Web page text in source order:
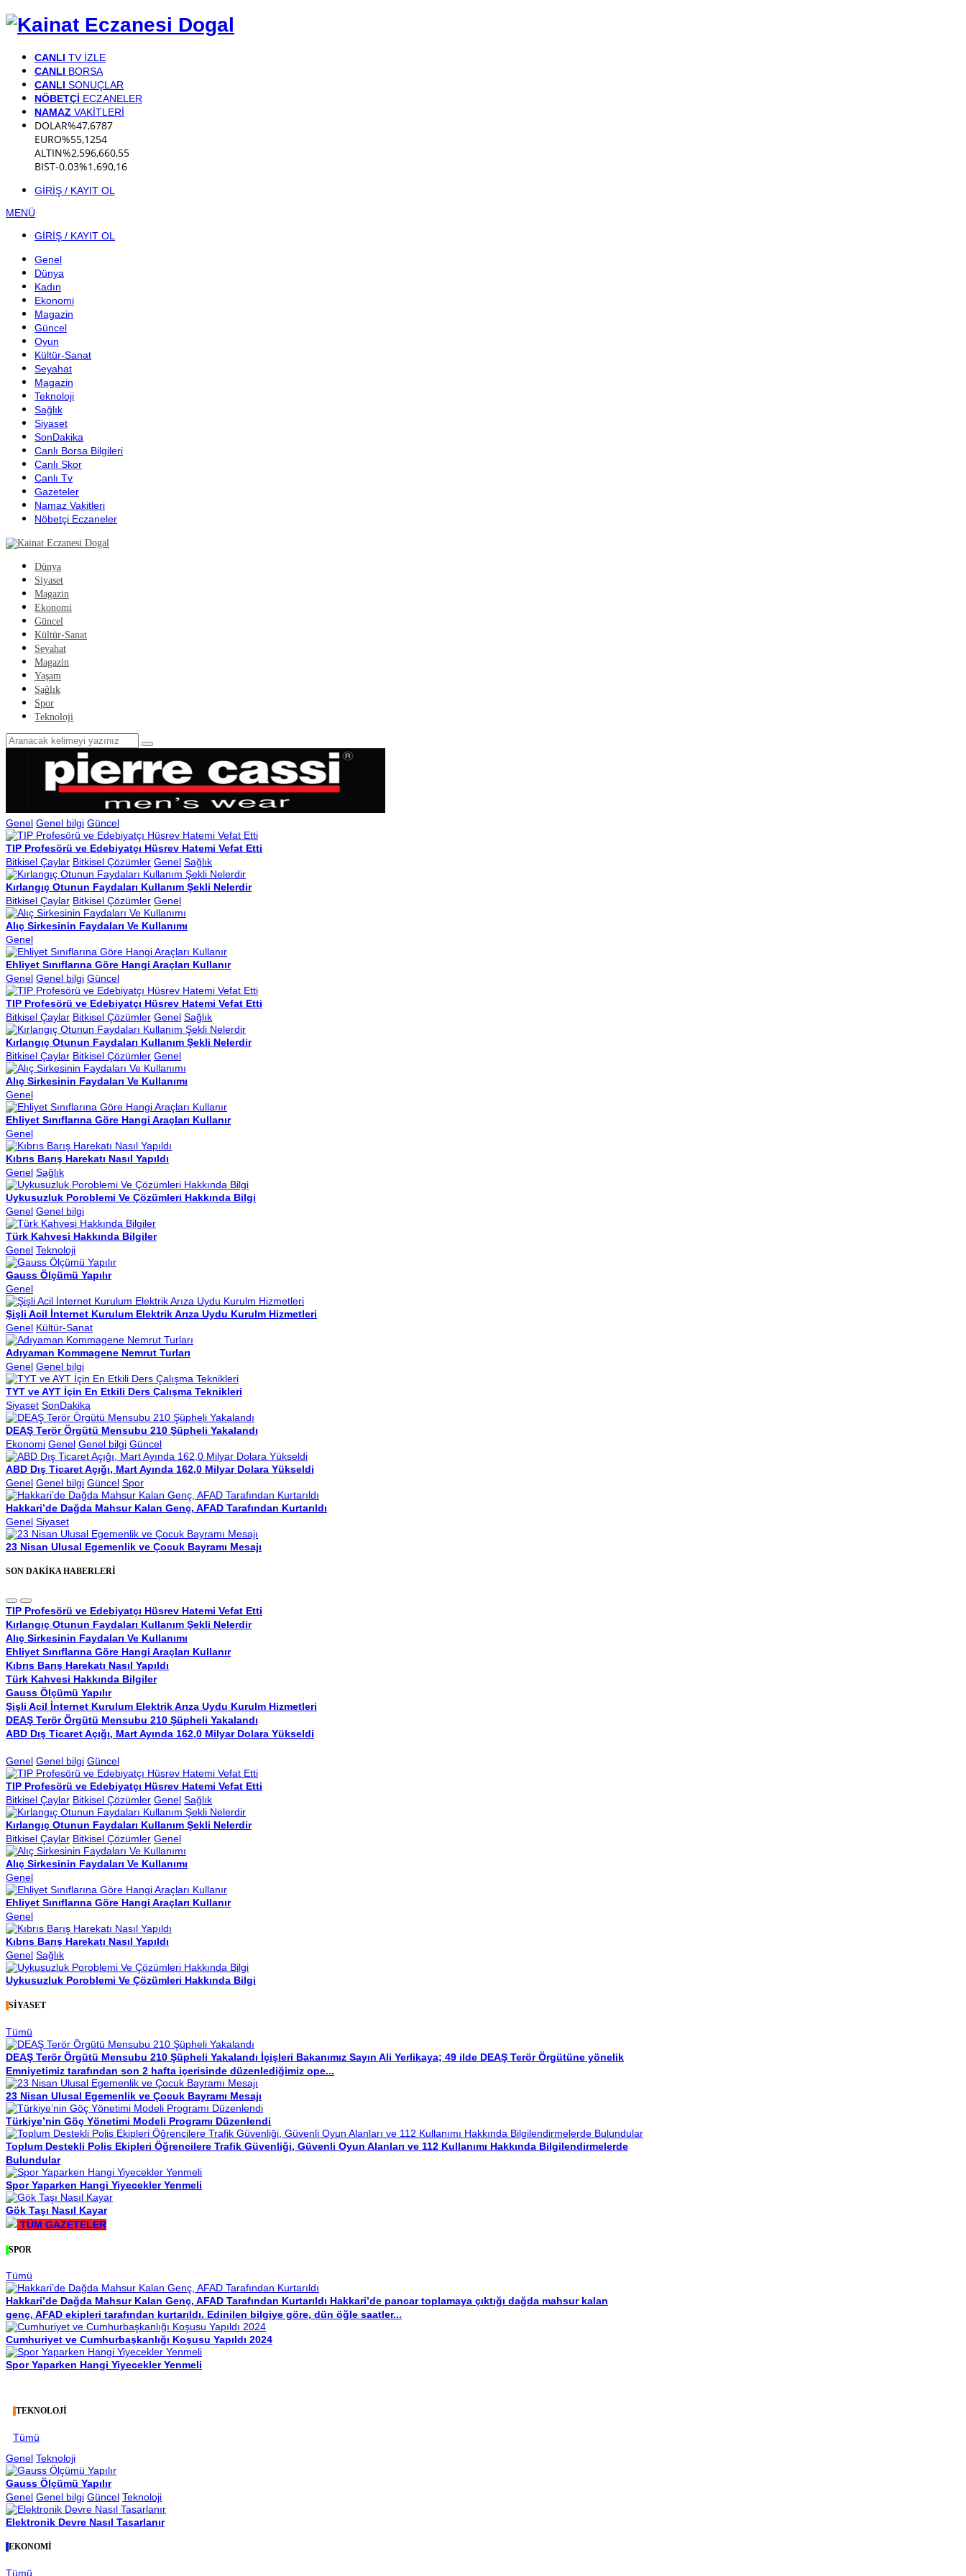
CANLI TV İZLE
CANLI BORSA
CANLI SONUÇLAR
NÖBETÇİ ECZANELER
NAMAZ VAKİTLERİ
DOLAR%47,6787
EURO%55,1254
ALTIN%2,596,660,55
BIST-0.03%1.690,16
GİRİŞ / KAYIT OL
MENÜ
GİRİŞ / KAYIT OL
Genel
Dünya
Kadın
Ekonomi
Magazin
Güncel
Oyun
Kültür-Sanat
Seyahat
Magazin
Teknoloji
Sağlık
Siyaset
SonDakika
Canlı Borsa Bilgileri
Canlı Skor
Canlı Tv
Gazeteler
Namaz Vakitleri
Nöbetçi Eczaneler
Dünya
Siyaset
Magazin
Ekonomi
Güncel
Kültür-Sanat
Seyahat
Magazin
Yaşam
Sağlık
Spor
Teknoloji
Genel Genel bilgi Güncel
TIP Profesörü ve Edebiyatçı Hüsrev Hatemi Vefat Etti
Bitkisel Çaylar Bitkisel Çözümler Genel Sağlık
Kırlangıç Otunun Faydaları Kullanım Şekli Nelerdir
Bitkisel Çaylar Bitkisel Çözümler Genel
Alıç Sirkesinin Faydaları Ve Kullanımı
Genel
Ehliyet Sınıflarına Göre Hangi Araçları Kullanır
Genel Genel bilgi Güncel
TIP Profesörü ve Edebiyatçı Hüsrev Hatemi Vefat Etti
Bitkisel Çaylar Bitkisel Çözümler Genel Sağlık
Kırlangıç Otunun Faydaları Kullanım Şekli Nelerdir
Bitkisel Çaylar Bitkisel Çözümler Genel
Alıç Sirkesinin Faydaları Ve Kullanımı
Genel
Ehliyet Sınıflarına Göre Hangi Araçları Kullanır
Genel
Kıbrıs Barış Harekatı Nasıl Yapıldı
Genel Sağlık
Uykusuzluk Poroblemi Ve Çözümleri Hakkında Bilgi
Genel Genel bilgi
Türk Kahvesi Hakkında Bilgiler
Genel Teknoloji
Gauss Ölçümü Yapılır
Genel
Şişli Acil İnternet Kurulum Elektrik Arıza Uydu Kurulm Hizmetleri
Genel Kültür-Sanat
Adıyaman Kommagene Nemrut Turları
Genel Genel bilgi
TYT ve AYT İçin En Etkili Ders Çalışma Teknikleri
Siyaset SonDakika
DEAŞ Terör Örgütü Mensubu 210 Şüpheli Yakalandı
Ekonomi Genel Genel bilgi Güncel
ABD Dış Ticaret Açığı, Mart Ayında 162,0 Milyar Dolara Yükseldi
Genel Genel bilgi Güncel Spor
Hakkari’de Dağda Mahsur Kalan Genç, AFAD Tarafından Kurtarıldı
Genel Siyaset
23 Nisan Ulusal Egemenlik ve Çocuk Bayramı Mesajı
SON DAKİKA HABERLERİ
TIP Profesörü ve Edebiyatçı Hüsrev Hatemi Vefat Etti
Kırlangıç Otunun Faydaları Kullanım Şekli Nelerdir
Alıç Sirkesinin Faydaları Ve Kullanımı
Ehliyet Sınıflarına Göre Hangi Araçları Kullanır
Kıbrıs Barış Harekatı Nasıl Yapıldı
Türk Kahvesi Hakkında Bilgiler
Gauss Ölçümü Yapılır
Şişli Acil İnternet Kurulum Elektrik Arıza Uydu Kurulm Hizmetleri
DEAŞ Terör Örgütü Mensubu 210 Şüpheli Yakalandı
ABD Dış Ticaret Açığı, Mart Ayında 162,0 Milyar Dolara Yükseldi
Genel Genel bilgi Güncel
TIP Profesörü ve Edebiyatçı Hüsrev Hatemi Vefat Etti
Bitkisel Çaylar Bitkisel Çözümler Genel Sağlık
Kırlangıç Otunun Faydaları Kullanım Şekli Nelerdir
Bitkisel Çaylar Bitkisel Çözümler Genel
Alıç Sirkesinin Faydaları Ve Kullanımı
Genel
Ehliyet Sınıflarına Göre Hangi Araçları Kullanır
Genel
Kıbrıs Barış Harekatı Nasıl Yapıldı
Genel Sağlık
Uykusuzluk Poroblemi Ve Çözümleri Hakkında Bilgi
SİYASET
Tümü
DEAŞ Terör Örgütü Mensubu 210 Şüpheli Yakalandı İçişleri Bakanımız Sayın Ali Yerlikaya; 49 ilde DEAŞ Terör Örgütüne yönelik
Emniyetimiz tarafından son 2 hafta içerisinde düzenlediğimiz ope...
23 Nisan Ulusal Egemenlik ve Çocuk Bayramı Mesajı
Türkiye’nin Göç Yönetimi Modeli Programı Düzenlendi
Toplum Destekli Polis Ekipleri Öğrencilere Trafik Güvenliği, Güvenli Oyun Alanları ve 112 Kullanımı Hakkında Bilgilendirmelerde
Bulundular
Spor Yaparken Hangi Yiyecekler Yenmeli
Gök Taşı Nasıl Kayar
TÜM GAZETELER
SPOR
Tümü
Hakkari’de Dağda Mahsur Kalan Genç, AFAD Tarafından Kurtarıldı Hakkari’de pancar toplamaya çıktığı dağda mahsur kalan
genç, AFAD ekipleri tarafından kurtarıldı. Edinilen bilgiye göre, dün öğle saatler...
Cumhuriyet ve Cumhurbaşkanlığı Koşusu Yapıldı 2024
Spor Yaparken Hangi Yiyecekler Yenmeli
TEKNOLOJİ
Tümü
Genel Teknoloji
Gauss Ölçümü Yapılır
Genel Genel bilgi Güncel Teknoloji
Elektronik Devre Nasıl Tasarlanır
EKONOMİ
Tümü